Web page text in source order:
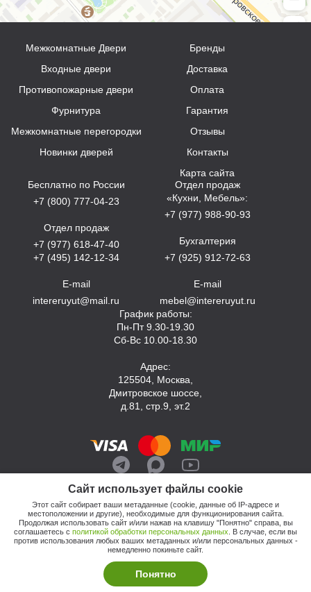
Сайт использует файлы cookie
Этот сайт собирает ваши метаданные (cookie, данные об IP-адресе и
местоположении и другие), необходимые для функционирования сайта.
Продолжая использовать сайт и/или нажав на клавишу "Понятно" справа, вы
соглашаетесь с политикой обработки персональных данных . В случае, если вы
против использования любых ваших метаданных и/или персональных данных -
немедленно покиньте сайт.
Понятно
Межкомнатные Двери
Входные двери
Противопожарные двери
Фурнитура
Межкомнатные перегородки
Новинки дверей
Бренды
Доставка
Оплата
Гарантия
Отзывы
Контакты
Карта сайта
Бесплатно по России
+7 (800) 777-04-23
Отдел продаж
+7 (977) 618-47-40
+7 (495) 142-12-34
E-mail
intereruyut@mail.ru
Отдел продаж
«Кухни, Мебель»:
+7 (977) 988-90-93
Бухгалтерия
+7 (925) 912-72-63
E-mail
mebel@intereruyut.ru
График работы:
Пн-Пт 9.30-19.30
Сб-Вс 10.00-18.30
Адрес:
125504, Москва,
Дмитровское шоссе,
д.81, стр.9, эт.2
© 2026, Компания «Интерьер Уют»
Политика обработки персональных данных
Этот сайт продвигает: Кузнецов Анатолий